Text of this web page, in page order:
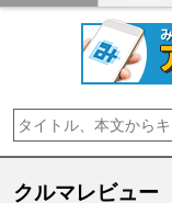
クルマレビュー